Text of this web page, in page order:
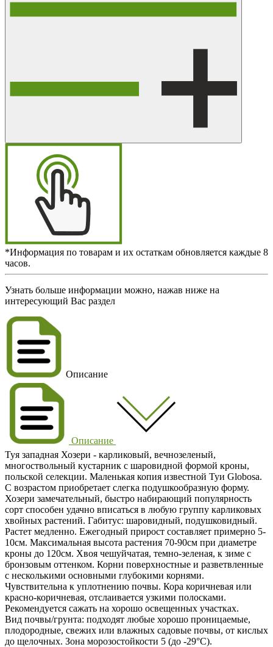
*Информация по товарам и их остаткам обновляется каждые 8
часов.
Узнать больше информации можно, нажав ниже на
интересующий Вас раздел
Описание
Описание
Туя западная Хозери - карликовый, вечнозеленый,
многоствольный кустарник с шаровидной формой кроны,
польской селекции. Маленькая копия известной Туи Globosа.
С возрастом приобретает слегка подушкообразную форму.
Хозери замечательный, быстро набирающий популярность
сорт способен удачно вписаться в любую группу карликовых
хвойных растений. Габитус: шаровидный, подушковидный.
Растет медленно. Ежегодный прирост составляет примерно 5-
10см. Максимальная высота растения 70-90см при диаметре
кроны до 120см. Хвоя чешуйчатая, темно-зеленая, к зиме с
бронзовым оттенком. Корни поверхностные и разветвленные
с несколькими основными глубокими корнями.
Чувствительна к уплотнению почвы. Кора коричневая или
красно-коричневая, отслаивается узкими полосками.
Рекомендуется сажать на хорошо освещенных участках.
Вид почвы/грунта: подходят любые хорошо проницаемые,
плодородные, свежих или влажных садовые почвы, от кислых
до щелочных. Зона морозостойкости 5 (до -29°С).